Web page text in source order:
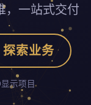
一站式交付
探索业务
示项目